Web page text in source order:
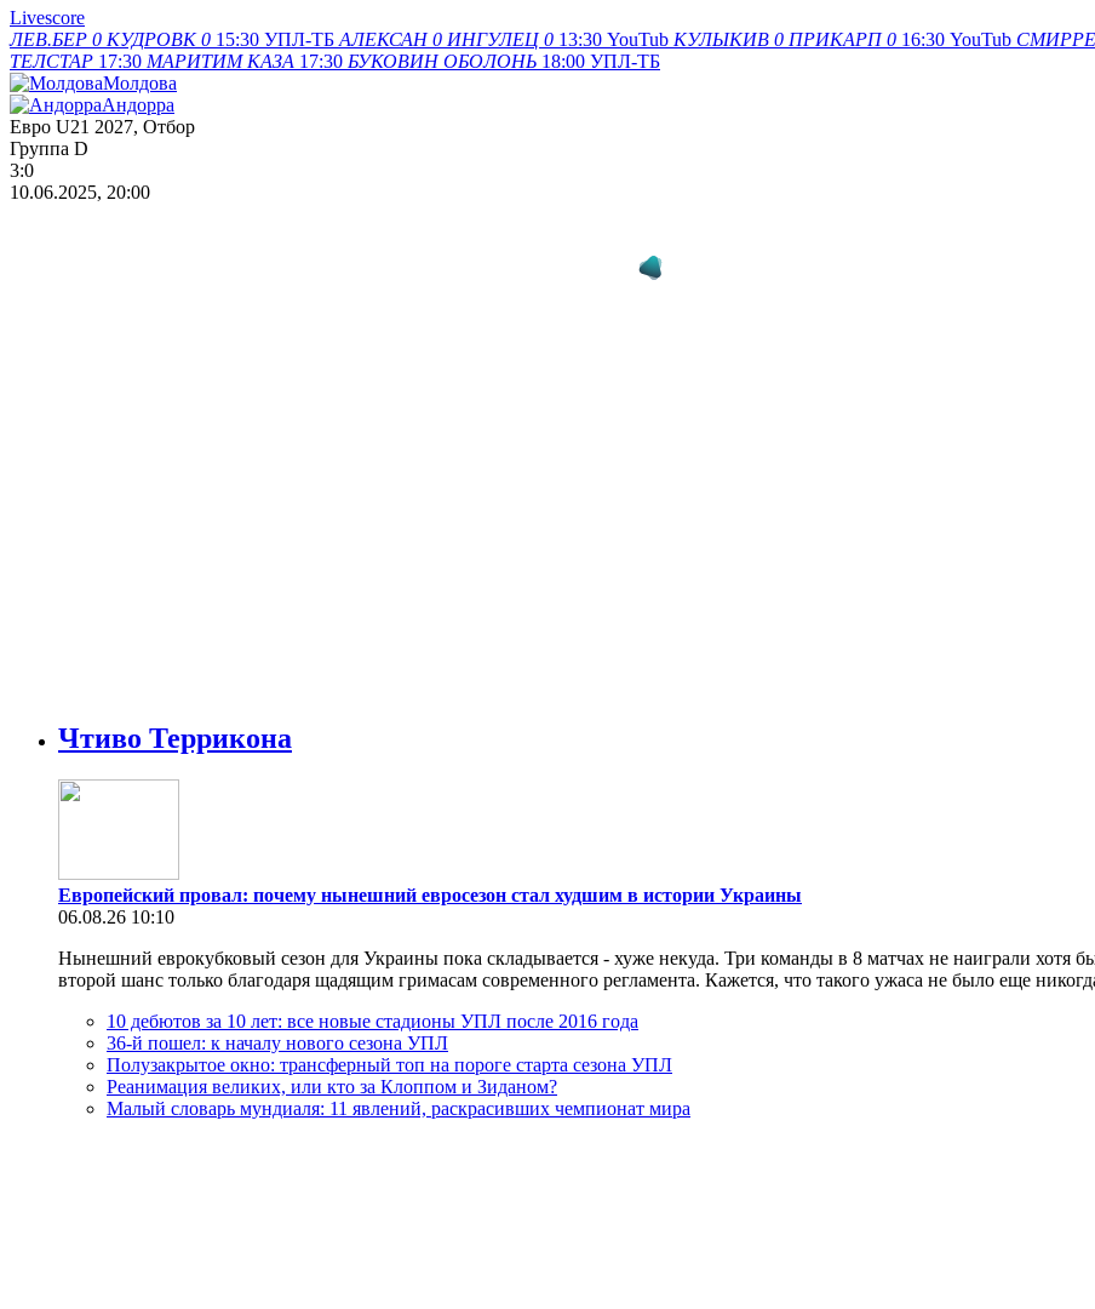
Livescore
ЛЕВ.БЕР 0 КУДРОВК 0 15:30 УПЛ-ТБ АЛЕКСАН 0 ИНГУЛЕЦ 0 13:30 YouTub КУЛЫКИВ 0 ПРИКАРП 0 16:30 YouTub
ТЕЛСТАР 17:30 МАРИТИМ КАЗА 17:30 БУКОВИН ОБОЛОНЬ 18:00 УПЛ-ТБ
Молдова
Андорра
Евро U21 2027, Отбор
Группа D
3:0
10.06.2025, 20:00
Чтиво Террикона
Европейский провал: почему нынешний евросезон стал худшим в истории Украины
06.08.26 10:10
Нынешний еврокубковый сезон для Украины пока складывается - хуже некуда. Три команды в 8 матчах не наиграли хотя
второй шанс только благодаря щадящим гримасам современного регламента. Кажется, что такого ужаса не было еще
10 дебютов за 10 лет: все новые стадионы УПЛ после 2016 года
36-й пошел: к началу нового сезона УПЛ
Полузакрытое окно: трансферный топ на пороге старта сезона УПЛ
Реанимация великих, или кто за Клоппом и Зиданом?
Малый словарь мундиаля: 11 явлений, раскрасивших чемпионат мира